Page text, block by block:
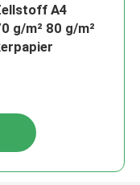
A4
g/m² 80 g/m²